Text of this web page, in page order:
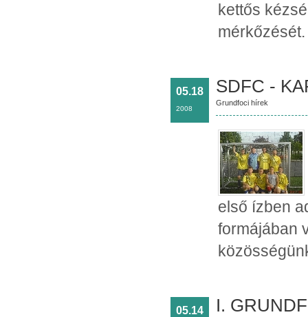
kettős
mérkőzését.
05.18
2008
SDFC -
Grundfoci hírek
első ízben
formájában
05.14 I.